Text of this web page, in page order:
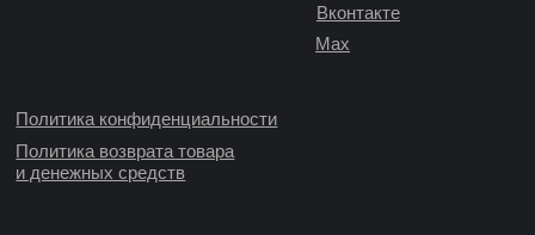
Политика конфиденциальности
Вконтакте
Max
Политика возврата товара
и денежных средств